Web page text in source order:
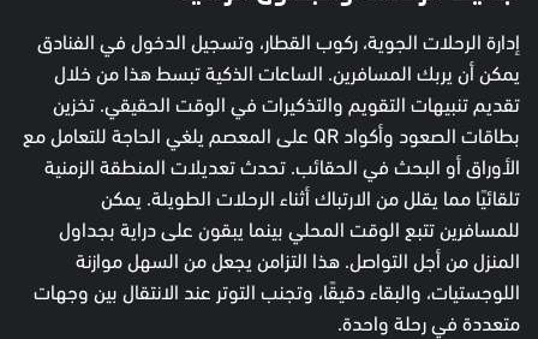
إدارة الرحلات الجوية، ركوب القطار، وتسجيل الدخول في الفنادق
يمكن أن يربك المسافرين. الساعات الذكية تبسط هذا من خلال
تقديم تنبيهات التقويم والتذكيرات في الوقت الحقيقي. تخزين
بطاقات الصعود وأكواد QR على المعصم يلغي الحاجة للتعامل مع
الأوراق أو البحث في الحقائب. تحدث تعديلات المنطقة الزمنية
تلقائيًا مما يقلل من الارتباك أثناء الرحلات الطويلة. يمكن
للمسافرين تتبع الوقت المحلي بينما يبقون على دراية بجداول
المنزل من أجل التواصل. هذا التزامن يجعل من السهل موازنة
اللوجستيات، والبقاء دقيقًا، وتجنب التوتر عند الانتقال بين وجهات
متعددة في رحلة واحدة.